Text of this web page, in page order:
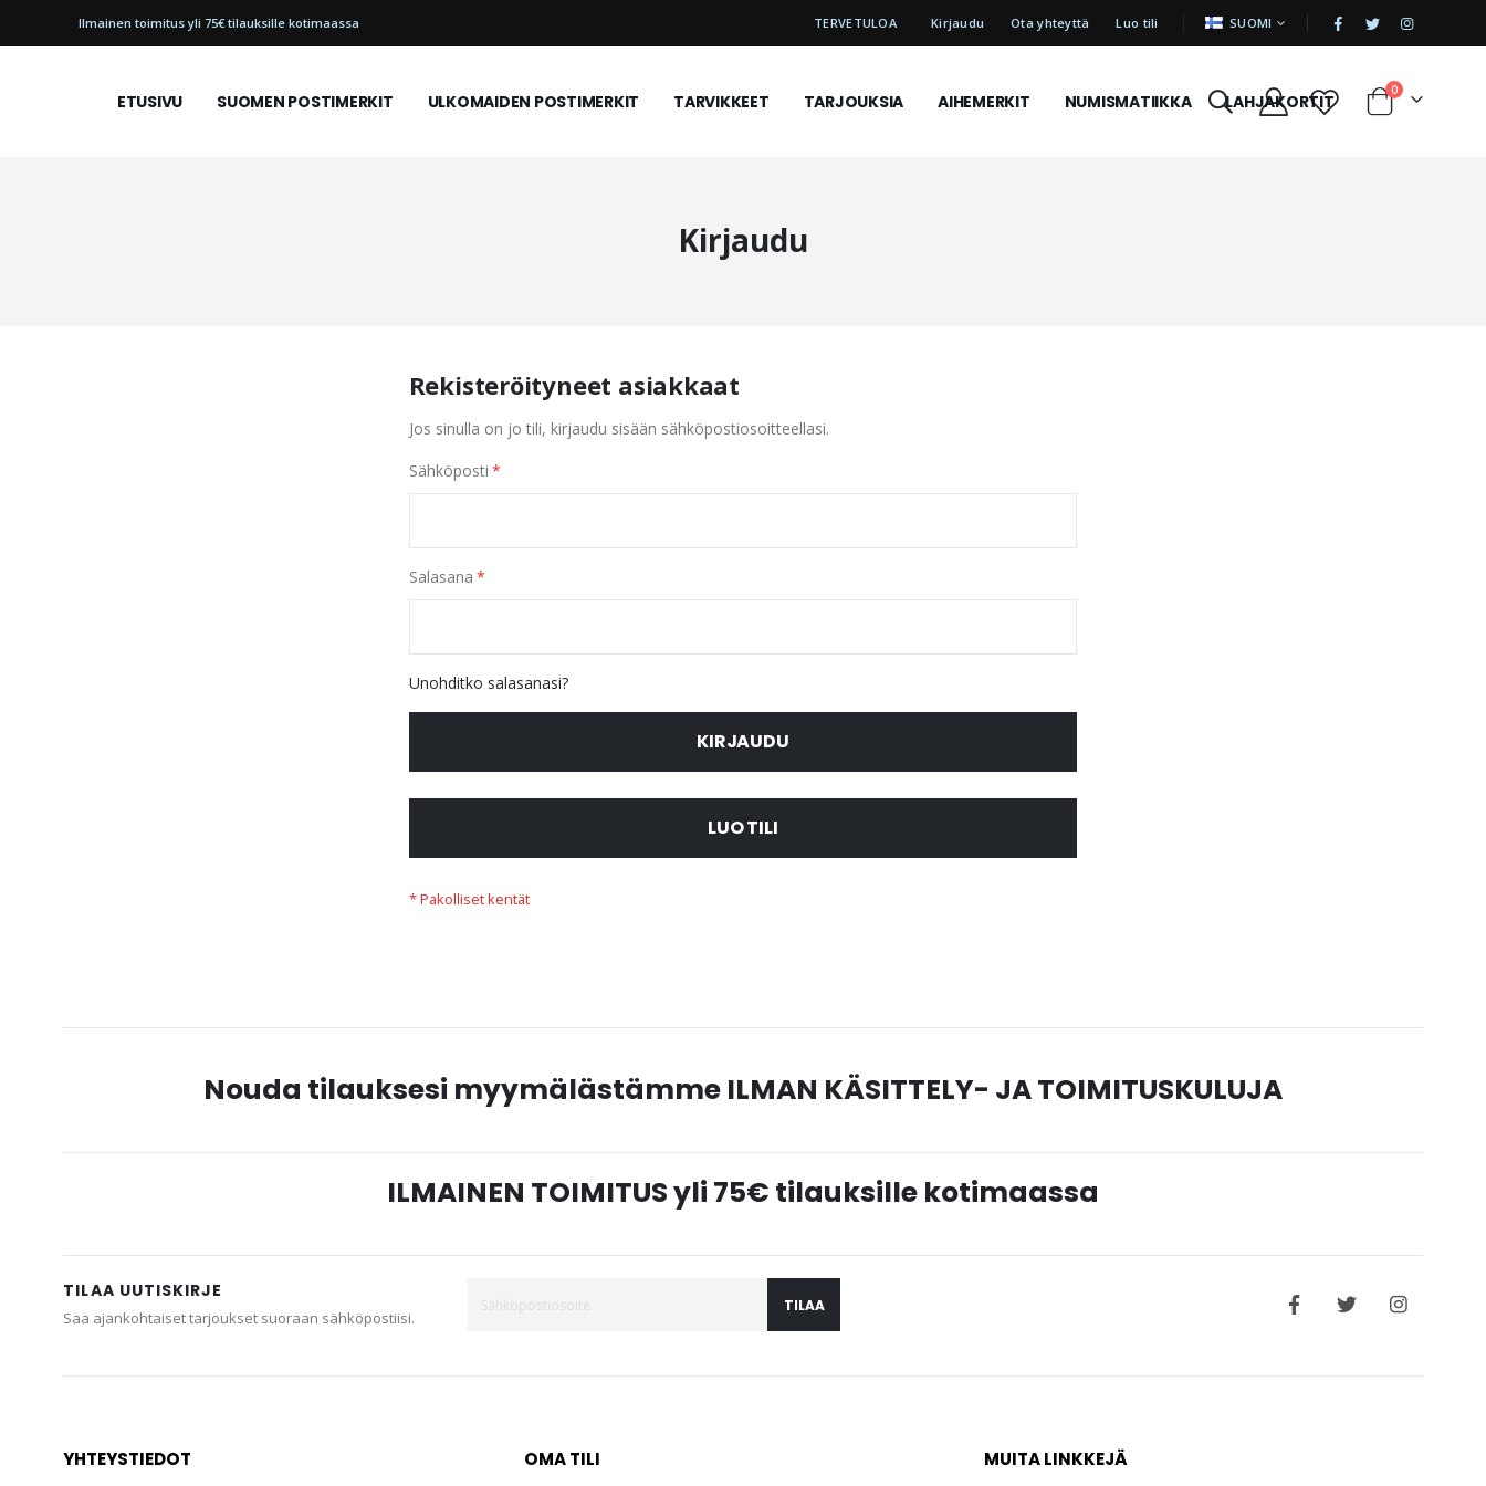
TERVETULOA Kirjaudu Ota yhteyttä Luo tili KIELI SUOMI |
Ilmainen toimitus yli 75€ tilauksille kotimaassa
ETUSIVU SUOMEN POSTIMERKIT ULKOMAIDEN POSTIMERKIT TARVIKKEET TARJOUKSIA AIHEMERKIT NUMISMATIIKKA LAHJAKORTIT Cart
0tuotetta
Kirjaudu
Rekisteröityneet asiakkaat
Jos sinulla on jo tili, kirjaudu sisään sähköpostiosoitteellasi.
Sähköposti
Salasana
Unohditko salasanasi?
KIRJAUDU
LUO TILI
Nouda tilauksesi myymälästämme ILMAN KÄSITTELY- JA TOIMITUSKULUJA
ILMAINEN TOIMITUS yli 75€ tilauksille kotimaassa
TILAA UUTISKIRJE
Saa ajankohtaiset tarjoukset suoraan sähköpostiisi.
TILAA
YHTEYSTIEDOT OMA TILI MUITA LINKKEJÄ